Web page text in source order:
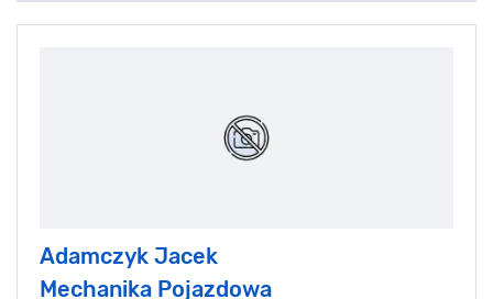
Adamczyk Jacek
Mechanika Pojazdowa